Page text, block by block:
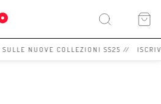
SULLE NUOVE COLLEZIONI SS25 //